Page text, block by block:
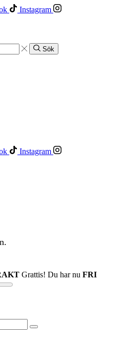
Instagram
Sök
Instagram
Grattis! Du har nu FRI